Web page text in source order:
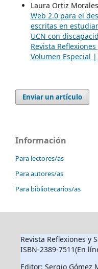
Laura Ortiz
Web 2.0 para el
escritas en
UCN con
Revista
Volumen Especial
Enviar un artículo
Información
Para lectores/as
Para autores/as
Para bibliotecarios/as
Revista Reflexiones y
ISBN-2389-7511(En
Editor: Sergio Gómez